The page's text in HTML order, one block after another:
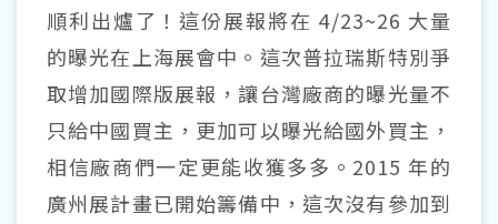
順利出爐了！這份展報將在 4/23~26 大量
的曝光在上海展會中。這次普拉瑞斯特別爭
取增加國際版展報，讓台灣廠商的曝光量不
只給中國買主，更加可以曝光給國外買主，
相信廠商們一定更能收獲多多。2015 年的
廣州展計畫已開始籌備中，這次沒有參加到